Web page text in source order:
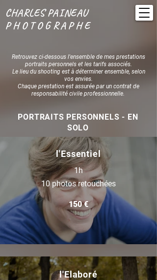
CHARLES PAINEAU
PHOTOGRAPHE
Retrouvez ci-dessous l'ensemble de mes prestations
portraits personnels et les tarifs associés.
Le lieu du shooting est à déterminer ensemble, selon
vos envies.
Chaque prestation est assurée par un contrat de
responsabilité civile professionnelle.
PORTRAITS PERSONNELS - EN
SOLO
l'Essentiel
1h
10 photos retouchées
150 €
l'Elaboré